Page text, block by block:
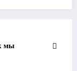
мы